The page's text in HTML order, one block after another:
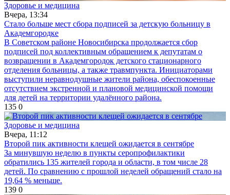
Здоровье и медицина
Вчера, 13:34
Стало больше мест сбора подписей за детскую больницу в
Академгородке
В Советском районе Новосибирска продолжается сбор
подписей под коллективным обращением к депутатам о
возвращении в Академгородок детского стационарного
отделения больницы, а также травмпункта. Инициаторами
выступили неравнодушные жители района, обеспокоенные
отсутствием экстренной и плановой медицинской помощи
для детей на территории удалённого района.
135 0
Здоровье и медицина
Вчера, 11:12
Второй пик активности клещей ожидается в сентябре
За минувшую неделю в пункты серопрофилактики
обратились 135 жителей города и области, в том числе 28
детей. По сравнению с прошлой неделей обращений стало на
19,64 % меньше.
139 0